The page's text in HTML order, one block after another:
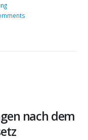
nach dem